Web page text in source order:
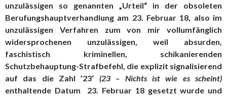
unzulässigen so genannten „Urteil“ in der obsoleten
Berufungshauptverhandlung am 23. Februar 18, also im
unzulässigen Verfahren zum von mir vollumfänglich
widersprochenen unzulässigen, weil absurden,
faschistisch kriminellen, schikanierenden
Schutzbehauptung-Strafbefehl, die explizit signalisierend
auf das die Zahl ’23‘ (23 – Nichts ist wie es scheint)
enthaltende Datum 23. Februar 18 gesetzt wurde und